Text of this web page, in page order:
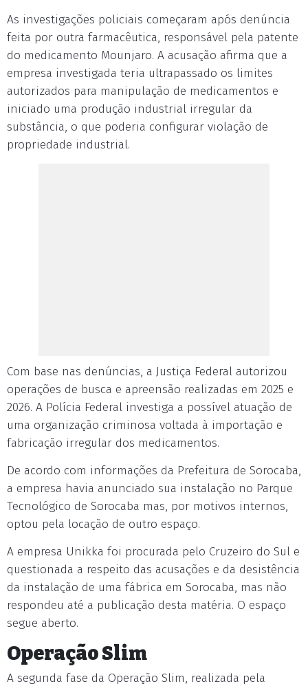
As investigações policiais começaram após denúncia
feita por outra farmacêutica, responsável pela patente
do medicamento Mounjaro. A acusação afirma que a
empresa investigada teria ultrapassado os limites
autorizados para manipulação de medicamentos e
iniciado uma produção industrial irregular da
substância, o que poderia configurar violação de
propriedade industrial.
Com base nas denúncias, a Justiça Federal autorizou
operações de busca e apreensão realizadas em 2025 e
2026. A Polícia Federal investiga a possível atuação de
uma organização criminosa voltada à importação e
fabricação irregular dos medicamentos.
De acordo com informações da Prefeitura de Sorocaba,
a empresa havia anunciado sua instalação no Parque
Tecnológico de Sorocaba mas, por motivos internos,
optou pela locação de outro espaço.
A empresa Unikka foi procurada pelo Cruzeiro do Sul e
questionada a respeito das acusações e da desistência
da instalação de uma fábrica em Sorocaba, mas não
respondeu até a publicação desta matéria. O espaço
segue aberto.
Operação Slim
A segunda fase da Operação Slim, realizada pela